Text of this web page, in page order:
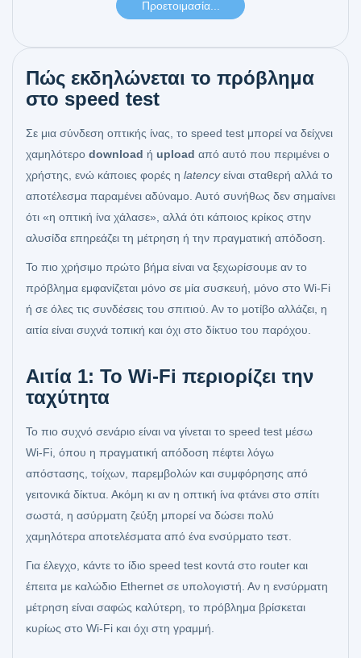
Πώς εκδηλώνεται το πρόβλημα
στο speed test
Σε μια σύνδεση οπτικής ίνας, το speed test μπορεί να δείχνει
χαμηλότερο download ή upload από αυτό που περιμένει ο
χρήστης, ενώ κάποιες φορές η latencyείναι σταθερή αλλά το
αποτέλεσμα παραμένει αδύναμο. Αυτό συνήθως δεν σημαίνει
ότι «η οπτική ίνα χάλασε», αλλά ότι κάποιος κρίκος στην
αλυσίδα επηρεάζει τη μέτρηση ή την πραγματική απόδοση.
Το πιο χρήσιμο πρώτο βήμα είναι να ξεχωρίσουμε αν το
πρόβλημα εμφανίζεται μόνο σε μία συσκευή, μόνο στο Wi‑Fi
ή σε όλες τις συνδέσεις του σπιτιού. Αν το μοτίβο αλλάζει, η
αιτία είναι συχνά τοπική και όχι στο δίκτυο του παρόχου.
Αιτία 1: Το Wi‑Fi περιορίζει την
ταχύτητα
Το πιο συχνό σενάριο είναι να γίνεται το speed test μέσω
Wi‑Fi, όπου η πραγματική απόδοση πέφτει λόγω
απόστασης, τοίχων, παρεμβολών και συμφόρησης από
γειτονικά δίκτυα. Ακόμη κι αν η οπτική ίνα φτάνει στο σπίτι
σωστά, η ασύρματη ζεύξη μπορεί να δώσει πολύ
χαμηλότερα αποτελέσματα από ένα ενσύρματο τεστ.
Για έλεγχο, κάντε το ίδιο speed test κοντά στο router και
έπειτα με καλώδιο Ethernet σε υπολογιστή. Αν η ενσύρματη
μέτρηση είναι σαφώς καλύτερη, το πρόβλημα βρίσκεται
κυρίως στο Wi‑Fi και όχι στη γραμμή.